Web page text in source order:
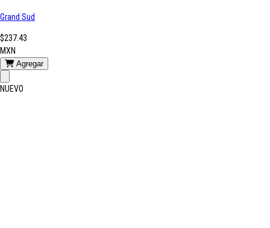
Grand Sud
$237.43
MXN
Agregar
NUEVO